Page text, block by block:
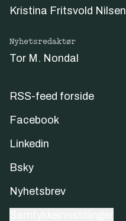
Kristina Fritsvold Nilsen
Nyhetsredaktør
Tor M. Nondal
RSS-feed forside
Facebook
Linkedin
Bsky
Nyhetsbrev